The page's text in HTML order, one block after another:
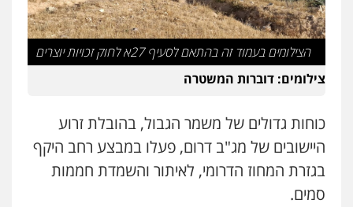
עו"ד משה פלמור
פלילי כלכלי צווארון לבן עורכי דין לענייני
אסירים
0549732303
משפט פלילי דיני תעבורה
0532700200
הצילומים בעמוד זה בהתאם לסעיף 27א לחוק זכויות יוצרים
צילומים: דוברות המשטרה
כוחות גדולים של משמר הגבול, בהובלת זרוע
היישובים של מג"ב דרום, פעלו במבצע רחב היקף
בגזרת המחוז הדרומי, לאיתור והשמדת חממות
סמים.